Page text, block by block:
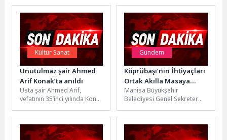
Kültür Sanat
Unutulmaz şair Ahmed
Arif Konak’ta anıldı
Usta şair Ahmed Arif,
vefatının 35’inci yılında Konak
düzenlediği “Leylim... Ahmed
Arif” etkinliğinde şiirleriyle
anıldı....
Gündem
Köprübaşı’nın İhtiyaçları
Ortak Akılla Masaya
Yatırıldı
Manisa Büyükşehir
Belediyesi Genel Sekreter
Köprübaşı Belediye Başkanı
Fatih Taşlı ve mahalle...